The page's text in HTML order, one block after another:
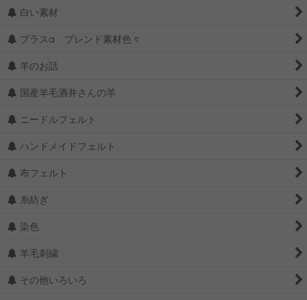
白い素材
プラスα ブレンド素材色々
羊のお話
国産羊毛酒井さんの羊
ニードルフェルト
ハンドメイドフェルト
布フェルト
糸紡ぎ
染色
羊毛刺繍
その他いろいろ